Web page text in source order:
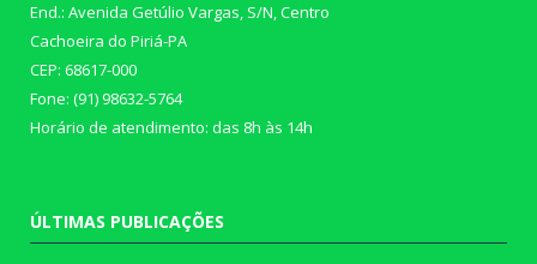
End.: Avenida Getúlio Vargas, S/N, Centro
Cachoeira do Piriá-PA
CEP: 68617-000
Fone: (91) 98632-5764
Horário de atendimento: das 8h às 14h
ÚLTIMAS PUBLICAÇÕES